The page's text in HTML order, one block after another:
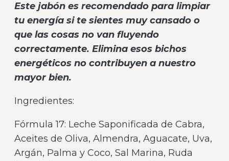
Este jabón es recomendado para limpiar
tu energía si te sientes muy cansado o
que las cosas no van fluyendo
correctamente. Elimina esos bichos
energéticos no contribuyen a nuestro
mayor bien.
Ingredientes:
Fórmula 17: Leche Saponificada de Cabra,
Aceites de Oliva, Almendra, Aguacate, Uva,
Argán, Palma y Coco, Sal Marina, Ruda